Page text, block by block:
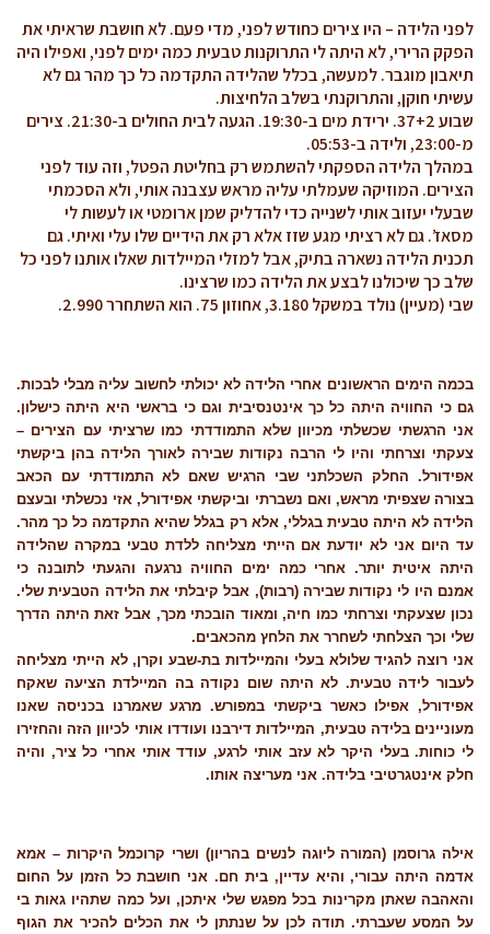
לפני הלידה – היו צירים כחודש לפני, מדי פעם. לא חושבת שראיתי את
הפקק הרירי, לא היתה לי התרוקנות טבעית כמה ימים לפני, ואפילו היה
תיאבון מוגבר. למעשה, בכלל שהלידה התקדמה כל כך מהר גם לא
עשיתי חוקן, והתרוקנתי בשלב הלחיצות.
שבוע 37+2. ירידת מים ב-19:30. הגעה לבית החולים ב-21:30. צירים
מ-23:00, ולידה ב-05:53.
במהלך הלידה הספקתי להשתמש רק בחליטת הפטל, וזה עוד לפני
הצירים. המוזיקה שעמלתי עליה מראש עצבנה אותי, ולא הסכמתי
שבעלי יעזוב אותי לשנייה כדי להדליק שמן ארומטי או לעשות לי
מסאז’. גם לא רציתי מגע שזז אלא רק את הידיים שלו עלי ואיתי. גם
תכנית הלידה נשארה בתיק, אבל למזלי המיילדות שאלו אותנו לפני כל
שלב כך שיכולנו לבצע את הלידה כמו שרצינו.
שבי (מעיין) נולד במשקל 3.180, אחוזון 75. הוא השתחרר 2.990.
בכמה הימים הראשונים אחרי הלידה לא יכולתי לחשוב עליה מבלי לבכות.
גם כי החוויה היתה כל כך אינטנסיבית וגם כי בראשי היא היתה כישלון.
אני הרגשתי שכשלתי מכיוון שלא התמודדתי כמו שרציתי עם הצירים –
צעקתי וצרחתי והיו לי הרבה נקודות שבירה לאורך הלידה בהן ביקשתי
אפידורל. החלק השכלתני שבי הרגיש שאם לא התמודדתי עם הכאב
בצורה שצפיתי מראש, ואם נשברתי וביקשתי אפידורל, אזי נכשלתי ובעצם
הלידה לא היתה טבעית בגללי, אלא רק בגלל שהיא התקדמה כל כך מהר.
עד היום אני לא יודעת אם הייתי מצליחה ללדת טבעי במקרה שהלידה
היתה איטית יותר. אחרי כמה ימים החוויה נרגעה והגעתי לתובנה כי
אמנם היו לי נקודות שבירה (רבות), אבל קיבלתי את הלידה הטבעית שלי.
נכון שצעקתי וצרחתי כמו חיה, ומאוד הובכתי מכך, אבל זאת היתה הדרך
שלי וכך הצלחתי לשחרר את הלחץ מהכאבים.
אני רוצה להגיד שלולא בעלי והמיילדות בת-שבע וקרן, לא הייתי מצליחה
לעבור לידה טבעית. לא היתה שום נקודה בה המיילדת הציעה שאקח
אפידורל, אפילו כאשר ביקשתי במפורש. מרגע שאמרנו בכניסה שאנו
מעוניינים בלידה טבעית, המיילדות דירבנו ועודדו אותי לכיוון הזה והחזירו
לי כוחות. בעלי היקר לא עזב אותי לרגע, עודד אותי אחרי כל ציר, והיה
חלק אינטגרטיבי בלידה. אני מעריצה אותו.
אילה גרוסמן (המורה ליוגה לנשים בהריון) ושרי קרוכמל היקרות – אמא
אדמה היתה עבורי, והיא עדיין, בית חם. אני חושבת כל הזמן על החום
והאהבה שאתן מקרינות בכל מפגש שלי איתכן, ועל כמה שתהיו גאות בי
על המסע שעברתי. תודה לכן על שנתתן לי את הכלים להכיר את הגוף